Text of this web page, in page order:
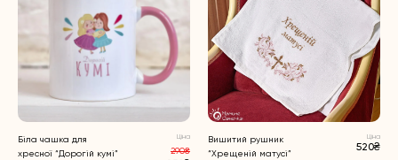
Біла чашка для
хресної “Дорогій кумі”
Ціна
290₴
Вишитий рушник
“Хрещеній матусі”
Ціна
520₴